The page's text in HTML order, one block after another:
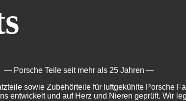
— Porsche Teile seit mehr als 25 Jahren —
sowie Zubehörteile für luftgekühlte Porsche
entwickelt und auf Herz und Nieren geprüft. Wir